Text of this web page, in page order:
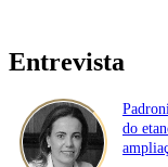
Entrevista
do